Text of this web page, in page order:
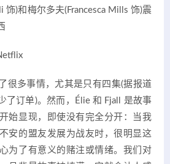
饰)和梅尔多夫(Francesca Mills 饰)震
很多事情，尤其是只有四集(据报道
了订单)。然而，Élie 和 Fjall 是故事
始显现，即使没有完全分开：当我
安的盟友发展为战友时，很明显这
为了有意义的赌注或情绪。我们对